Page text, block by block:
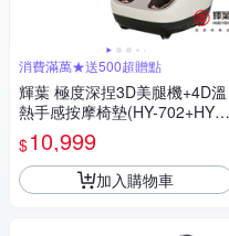
消費滿萬★送500超贈點
輝葉 極度深捏3D美腿機+4D溫
熱手感按摩椅墊(HY-702+HY-6
33)
$10,999
加入購物車